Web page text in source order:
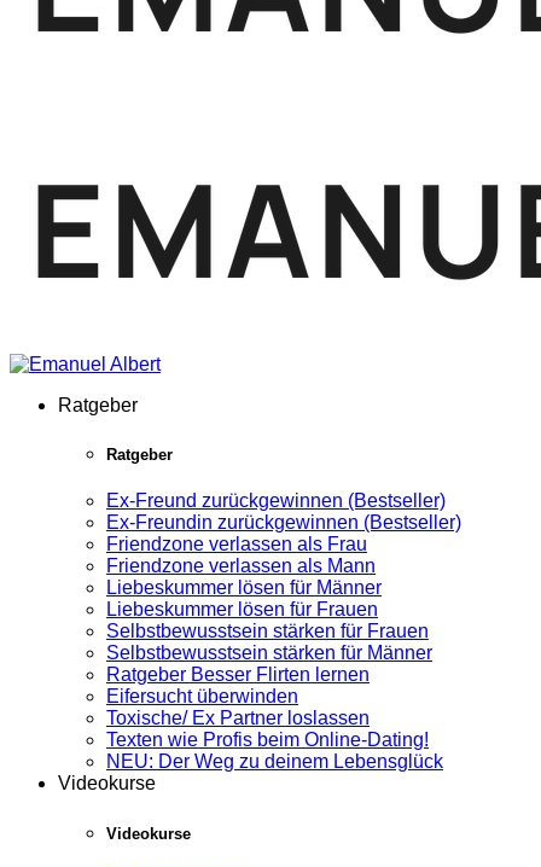
Ratgeber
Ratgeber
Ex-Freund zurückgewinnen (Bestseller)
Ex-Freundin zurückgewinnen (Bestseller)
Friendzone verlassen als Frau
Friendzone verlassen als Mann
Liebeskummer lösen für Männer
Liebeskummer lösen für Frauen
Selbstbewusstsein stärken für Frauen
Selbstbewusstsein stärken für Männer
Ratgeber Besser Flirten lernen
Eifersucht überwinden
Toxische/ Ex Partner loslassen
Texten wie Profis beim Online-Dating!
NEU: Der Weg zu deinem Lebensglück
Videokurse
Videokurse